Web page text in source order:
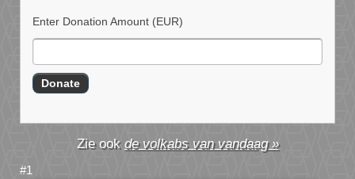
Enter Donation Amount (EUR)
de volkabs van vandaag »